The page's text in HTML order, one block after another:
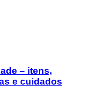
– itens,
e cuidados